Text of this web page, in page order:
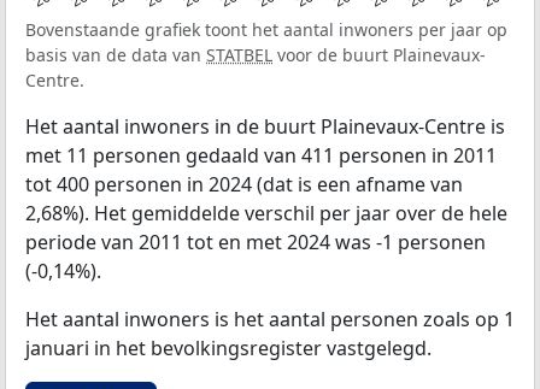
Bovenstaande grafiek toont het aantal inwoners per jaar op
basis van de data van STATBEL voor de buurt Plainevaux-
Centre.
Het aantal inwoners in de buurt Plainevaux-Centre is
met 11 personen gedaald van 411 personen in 2011
tot 400 personen in 2024 (dat is een afname van
2,68%). Het gemiddelde verschil per jaar over de hele
periode van 2011 tot en met 2024 was -1 personen
(-0,14%).
Het aantal inwoners is het aantal personen zoals op 1
januari in het bevolkingsregister vastgelegd.